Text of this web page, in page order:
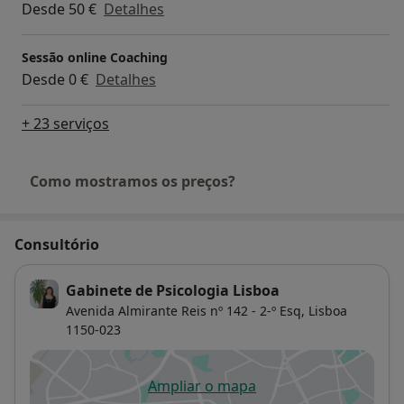
Desde 50 € Detalhes
Sessão online Coaching
Desde 0 € Detalhes
+ 23 serviços
Como mostramos os preços?
Consultório
Gabinete de Psicologia Lisboa
Avenida Almirante Reis nº 142 - 2-º Esq, Lisboa
1150-023
Ampliar o mapaabre num novo separador